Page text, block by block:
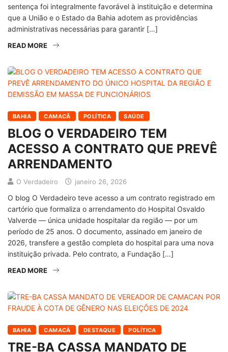
sentença foi integralmente favorável à instituição e determina
que a União e o Estado da Bahia adotem as providências
administrativas necessárias para garantir […]
READ MORE
BAHIA CAMACÃ POLÍTICA SAÚDE
BLOG O VERDADEIRO TEM
ACESSO A CONTRATO QUE PREVÊ
ARRENDAMENTO
O Verdadeiro janeiro 26, 2026
O blog O Verdadeiro teve acesso a um contrato registrado em
cartório que formaliza o arrendamento do Hospital Osvaldo
Valverde — única unidade hospitalar da região — por um
período de 25 anos. O documento, assinado em janeiro de
2026, transfere a gestão completa do hospital para uma nova
instituição privada. Pelo contrato, a Fundação […]
READ MORE
BAHIA CAMACÃ DESTAQUE POLÍTICA
TRE-BA CASSA MANDATO DE